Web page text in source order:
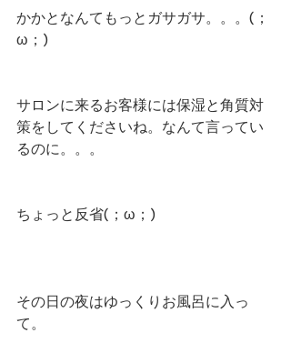
かかとなんてもっとガサガサ。。。(；
ω；)
サロンに来るお客様には保湿と角質対
策をしてくださいね。なんて言ってい
るのに。。。
ちょっと反省(；ω；)
その日の夜はゆっくりお風呂に入っ
て。